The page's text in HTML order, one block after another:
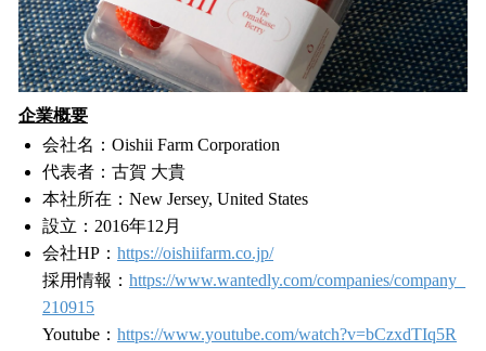
企業概要
会社名：Oishii Farm Corporation
代表者：古賀 大貴
本社所在：New Jersey, United States
設立：2016年12月
会社HP： https://oishiifarm.co.jp/
採用情報： https://www.wantedly.com/companies/company_
210915
Youtube： https://www.youtube.com/watch?v=bCzxdTIq5R